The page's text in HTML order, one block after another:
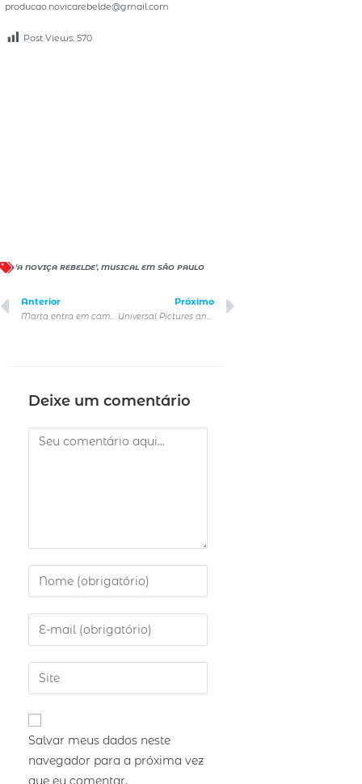
producao.novicarebelde@gmail.com
Post Views: 570
‘A NOVIÇA REBELDE’, MUSICAL EM SÃO PAULO
Anterior Próximo
Deixe um comentário
Salvar meus dados neste
navegador para a próxima vez